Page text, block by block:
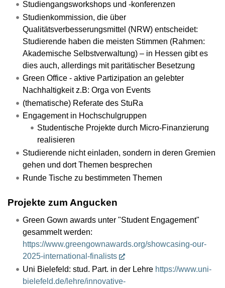
Studiengangsworkshops und -konferenzen
Studienkommission, die über
Qualitätsverbesserungsmittel (NRW) entscheidet:
Studierende haben die meisten Stimmen (Rahmen:
Akademische Selbstverwaltung) – in Hessen gibt es
dies auch, allerdings mit paritätischer Besetzung
Green Office - aktive Partizipation an gelebter
Nachhaltigkeit z.B: Orga von Events
(thematische) Referate des StuRa
Engagement in Hochschulgruppen
Studentische Projekte durch Micro-Finanzierung
realisieren
Studierende nicht einladen, sondern in deren Gremien
gehen und dort Themen besprechen
Runde Tische zu bestimmeten Themen
Projekte zum Angucken
Green Gown awards unter "Student Engagement"
gesammelt werden:
https://www.greengownawards.org/showcasing-our-
2025-international-finalists
Uni Bielefeld: stud. Part. in der Lehre https://www.uni-
bielefeld.de/lehre/innovative-